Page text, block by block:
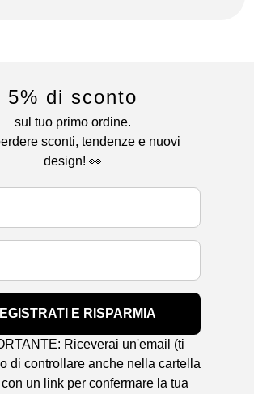
5% di sconto
sul tuo primo ordine.
sconti, tendenze e nuovi
design! 👀
E RISPARMIA
Riceverai un'email (ti
di controllare anche nella cartella
un link per confermare la tua